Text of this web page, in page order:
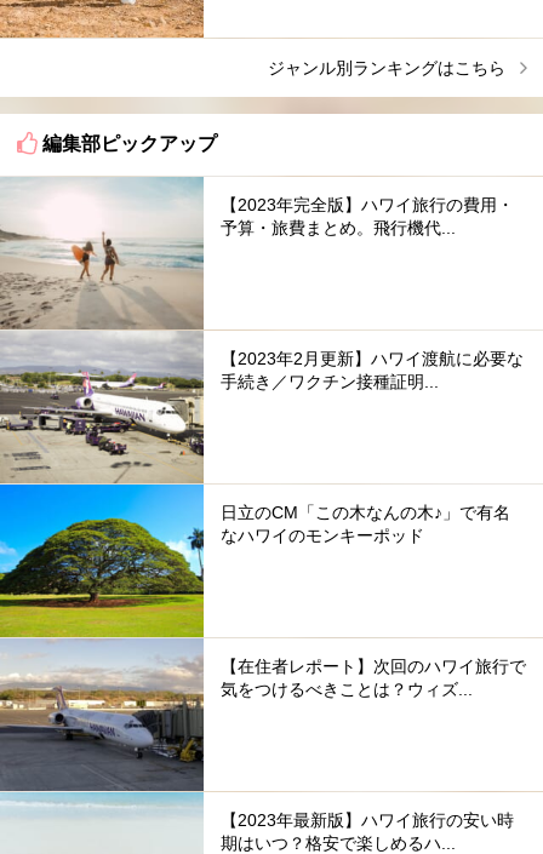
ジャンル別ランキングはこちら
編集部ピックアップ
【2023年完全版】ハワイ旅行の費用・
予算・旅費まとめ。飛行機代...
【2023年2月更新】ハワイ渡航に必要な
手続き／ワクチン接種証明...
日立のCM「この木なんの木♪」で有名
なハワイのモンキーポッド
【在住者レポート】次回のハワイ旅行で
気をつけるべきことは？ウィズ...
【2023年最新版】ハワイ旅行の安い時
期はいつ？格安で楽しめるハ...